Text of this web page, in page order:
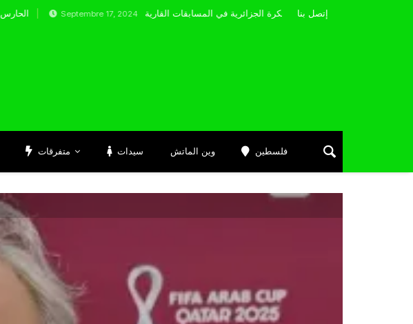
Septembre 17, 2024 إتصل بنا
متفرقات سيدات وين الماتش فلسطين